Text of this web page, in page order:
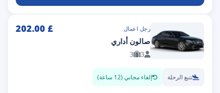
رجل اعمال £
202.00
صالون أداري
3
3
تتبع الرحلة إلغاء مجاني (12 ساعة)